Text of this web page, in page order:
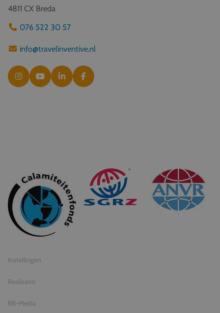
4811 CX Breda
076 522 30 57
info@travelinventive.nl
© 2026 Travel Inventive
Algemene voorwaarden
Privacy statement
Instellingen
Realisatie
RB-Media